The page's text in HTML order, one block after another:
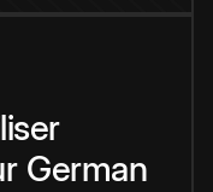
German